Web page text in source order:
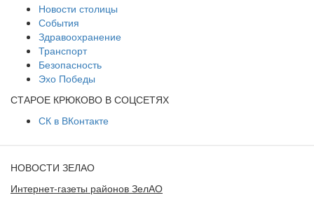
Новости столицы
События
Здравоохранение
Транспорт
Безопасность
Эхо Победы
СТАРОЕ КРЮКОВО В СОЦСЕТЯХ
СК в ВКонтакте
НОВОСТИ ЗЕЛАО
Интернет-газеты районов ЗелАО